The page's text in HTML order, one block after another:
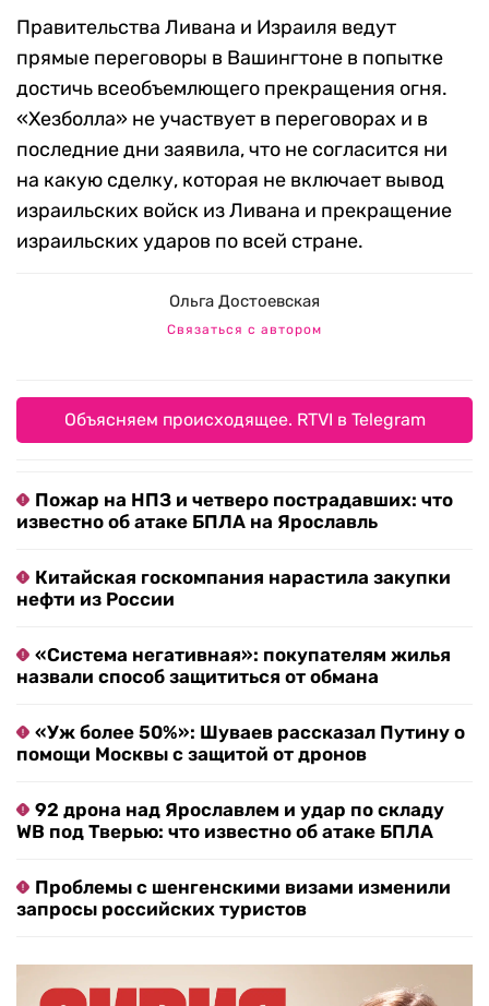
Правительства Ливана и Израиля ведут
прямые переговоры в Вашингтоне в попытке
достичь всеобъемлющего прекращения огня.
«Хезболла» не участвует в переговорах и в
последние дни заявила, что не согласится ни
на какую сделку, которая не включает вывод
израильских войск из Ливана и прекращение
израильских ударов по всей стране.
Ольга Достоевская
Связаться с автором
Объясняем происходящее. RTVI в Telegram
Пожар на НПЗ и четверо пострадавших: что
известно об атаке БПЛА на Ярославль
Китайская госкомпания нарастила закупки
нефти из России
«Система негативная»: покупателям жилья
назвали способ защититься от обмана
«Уж более 50%»: Шуваев рассказал Путину о
помощи Москвы с защитой от дронов
92 дрона над Ярославлем и удар по складу
WB под Тверью: что известно об атаке БПЛА
Проблемы с шенгенскими визами изменили
запросы российских туристов